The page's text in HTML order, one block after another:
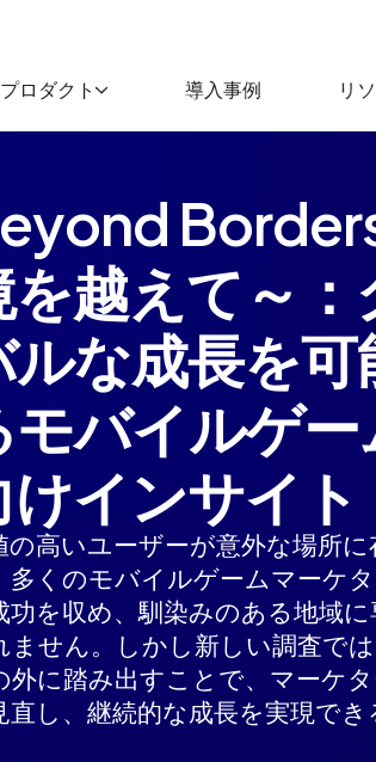
プロダクト 導入事例 リ
を越えて～：
ルな成長を可
モバイルゲ
けインサイト
の高いユーザーが意外な場所
多くのモバイルゲームマーケ
功を収め、馴染みのある地域
ません。しかし新しい調査で
外に踏み出すことで、マーケ
直し、継続的な成長を実現で